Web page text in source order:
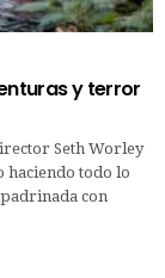
y terror
Seth Worley
haciendo todo lo
con